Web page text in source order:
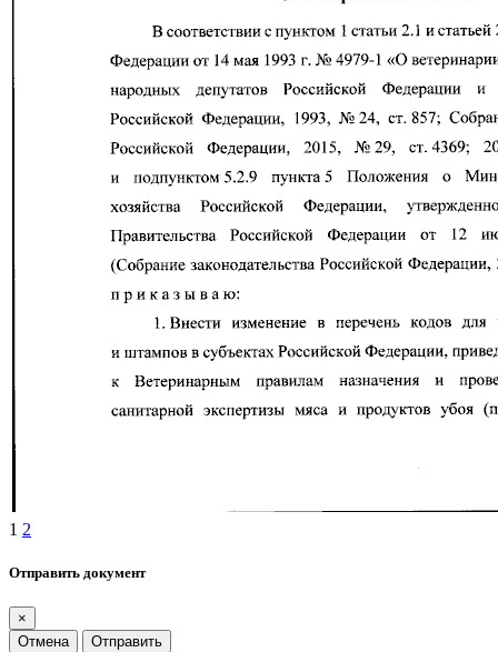
1 2
Отправить документ
×
Отмена
Отправить